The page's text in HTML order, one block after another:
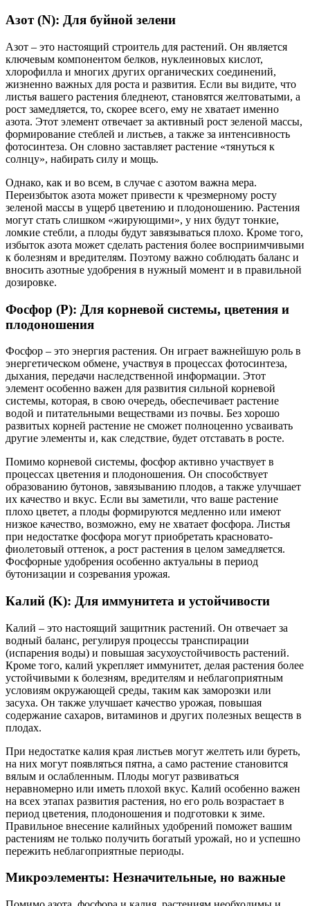
Азот (N): Для буйной зелени
Азот – это настоящий строитель для растений. Он является
ключевым компонентом белков, нуклеиновых кислот,
хлорофилла и многих других органических соединений,
жизненно важных для роста и развития. Если вы видите, что
листья вашего растения бледнеют, становятся желтоватыми, а
рост замедляется, то, скорее всего, ему не хватает именно
азота. Этот элемент отвечает за активный рост зеленой массы,
формирование стеблей и листьев, а также за интенсивность
фотосинтеза. Он словно заставляет растение «тянуться к
солнцу», набирать силу и мощь.
Однако, как и во всем, в случае с азотом важна мера.
Переизбыток азота может привести к чрезмерному росту
зеленой массы в ущерб цветению и плодоношению. Растения
могут стать слишком «жирующими», у них будут тонкие,
ломкие стебли, а плоды будут завязываться плохо. Кроме того,
избыток азота может сделать растения более восприимчивыми
к болезням и вредителям. Поэтому важно соблюдать баланс и
вносить азотные удобрения в нужный момент и в правильной
дозировке.
Фосфор (P): Для корневой системы, цветения и
плодоношения
Фосфор – это энергия растения. Он играет важнейшую роль в
энергетическом обмене, участвуя в процессах фотосинтеза,
дыхания, передачи наследственной информации. Этот
элемент особенно важен для развития сильной корневой
системы, которая, в свою очередь, обеспечивает растение
водой и питательными веществами из почвы. Без хорошо
развитых корней растение не сможет полноценно усваивать
другие элементы и, как следствие, будет отставать в росте.
Помимо корневой системы, фосфор активно участвует в
процессах цветения и плодоношения. Он способствует
образованию бутонов, завязыванию плодов, а также улучшает
их качество и вкус. Если вы заметили, что ваше растение
плохо цветет, а плоды формируются медленно или имеют
низкое качество, возможно, ему не хватает фосфора. Листья
при недостатке фосфора могут приобретать красновато-
фиолетовый оттенок, а рост растения в целом замедляется.
Фосфорные удобрения особенно актуальны в период
бутонизации и созревания урожая.
Калий (K): Для иммунитета и устойчивости
Калий – это настоящий защитник растений. Он отвечает за
водный баланс, регулируя процессы транспирации
(испарения воды) и повышая засухоустойчивость растений.
Кроме того, калий укрепляет иммунитет, делая растения более
устойчивыми к болезням, вредителям и неблагоприятным
условиям окружающей среды, таким как заморозки или
засуха. Он также улучшает качество урожая, повышая
содержание сахаров, витаминов и других полезных веществ в
плодах.
При недостатке калия края листьев могут желтеть или буреть,
на них могут появляться пятна, а само растение становится
вялым и ослабленным. Плоды могут развиваться
неравномерно или иметь плохой вкус. Калий особенно важен
на всех этапах развития растения, но его роль возрастает в
период цветения, плодоношения и подготовки к зиме.
Правильное внесение калийных удобрений поможет вашим
растениям не только получить богатый урожай, но и успешно
пережить неблагоприятные периоды.
Микроэлементы: Незначительные, но важные